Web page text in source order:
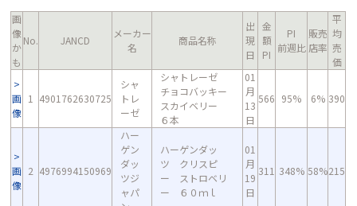
画
像
か
も
No. JANCD
メーカー
名
商品名称
出
現
日
金
額
PI
PI
前週比
販売
店率
平
均
売
価
画
像
1 4901762630725
シャ
トレ
ーゼ
シャトレーゼ
チョコバッキー
スカイベリー
６本
01
月
13
日
566 95% 6% 390
画
像
2 4976994150969
ハー
ゲン
ダッ
ツジ
ャパ
ハーゲンダッ
ツ クリスピ
ー ストロベリ
ー ６０ｍｌ
01
月
19
日
311 348% 58%215